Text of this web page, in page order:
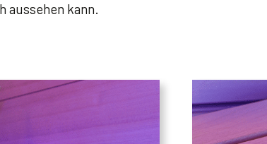
aussehen kann.